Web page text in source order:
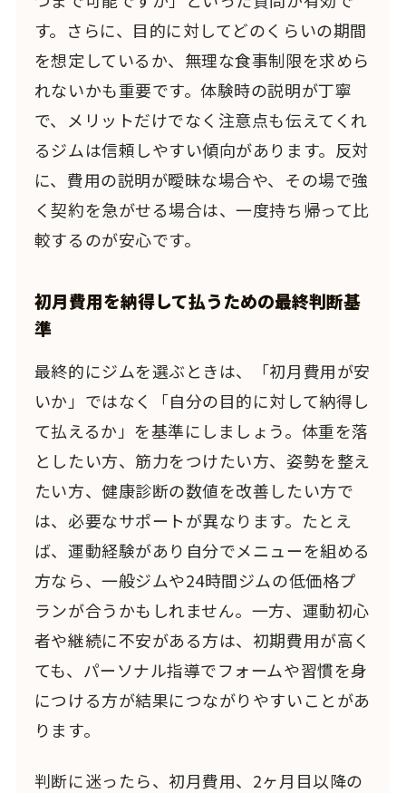
す。さらに、目的に対してどのくらいの期間
を想定しているか、無理な食事制限を求めら
れないかも重要です。体験時の説明が丁寧
で、メリットだけでなく注意点も伝えてくれ
るジムは信頼しやすい傾向があります。反対
に、費用の説明が曖昧な場合や、その場で強
く契約を急がせる場合は、一度持ち帰って比
較するのが安心です。
初月費用を納得して払うための最終判断基
準
最終的にジムを選ぶときは、「初月費用が安
いか」ではなく「自分の目的に対して納得し
て払えるか」を基準にしましょう。体重を落
としたい方、筋力をつけたい方、姿勢を整え
たい方、健康診断の数値を改善したい方で
は、必要なサポートが異なります。たとえ
ば、運動経験があり自分でメニューを組める
方なら、一般ジムや24時間ジムの低価格プ
ランが合うかもしれません。一方、運動初心
者や継続に不安がある方は、初期費用が高く
ても、パーソナル指導でフォームや習慣を身
につける方が結果につながりやすいことがあ
ります。
判断に迷ったら、初月費用、2ヶ月目以降の